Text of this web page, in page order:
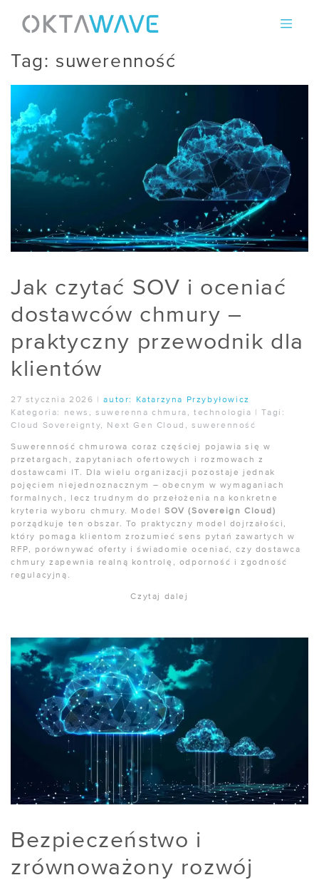
content
Tag: suwerenność
Jak czytać SOV i oceniać
dostawców chmury –
praktyczny przewodnik dla
klientów
27 stycznia 2026 |autor:
Katarzyna Przybyłowicz
Kategoria:
news ,suwerenna chmura ,technologia |Tagi:
Cloud Sovereignty, Next Gen Cloud ,suwerenność
Suwerenność chmurowa coraz częściej pojawia się w
przetargach, zapytaniach ofertowych i rozmowach z
dostawcami IT. Dla wielu organizacji pozostaje jednak
pojęciem niejednoznacznym – obecnym w wymaganiach
formalnych, lecz trudnym do przełożenia na konkretne
kryteria wyboru chmury. ModelSOV (Sovereign Cloud)
porządkuje ten obszar. To praktyczny model dojrzałości,
który pomaga klientom zrozumieć sens pytań zawartych w
RFP, porównywać oferty i świadomie oceniać, czy dostawca
chmury zapewnia realną kontrolę, odporność i zgodność
regulacyjną.
Czytaj dalej
Bezpieczeństwo i
zrównoważony rozwój